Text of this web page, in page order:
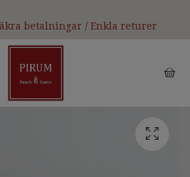
betalningar / Enkla returer